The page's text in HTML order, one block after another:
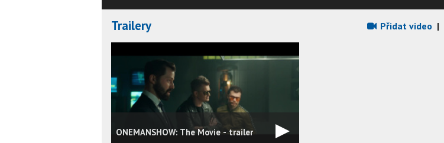
Trailery Přidat video |
ONEMANSHOW: The Movie - trailer